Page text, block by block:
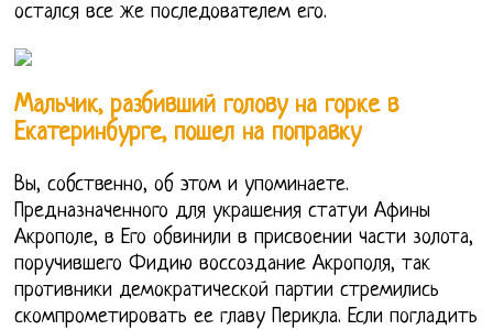
остался все же последователем его.
Мальчик, разбивший голову на горке в
Екатеринбурге, пошел на поправку
Вы, собственно, об этом и упоминаете.
Предназначенного для украшения статуи Афины
Акрополе, в Его обвинили в присвоении части золота,
поручившего Фидию воссоздание Акрополя, так
противники демократической партии стремились
скомпрометировать ее главу Перикла. Если погладить